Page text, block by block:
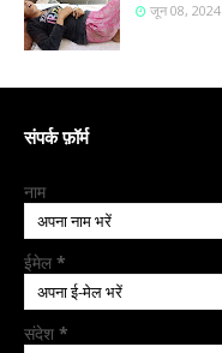
जून 08, 2024
संपर्क फ़ॉर्म
नाम
ईमेल *
संदेश *